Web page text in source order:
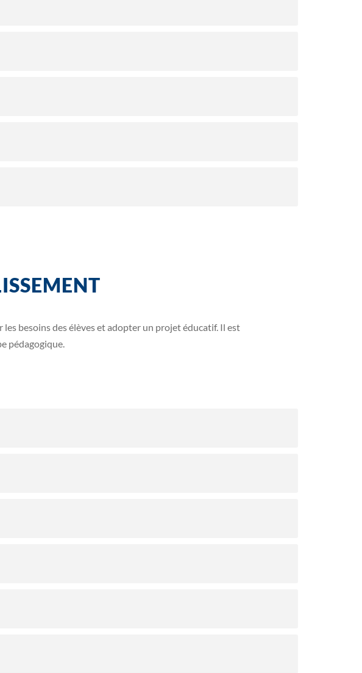
les besoins des élèves et adopter un projet éducatif. Il est
pédagogique.